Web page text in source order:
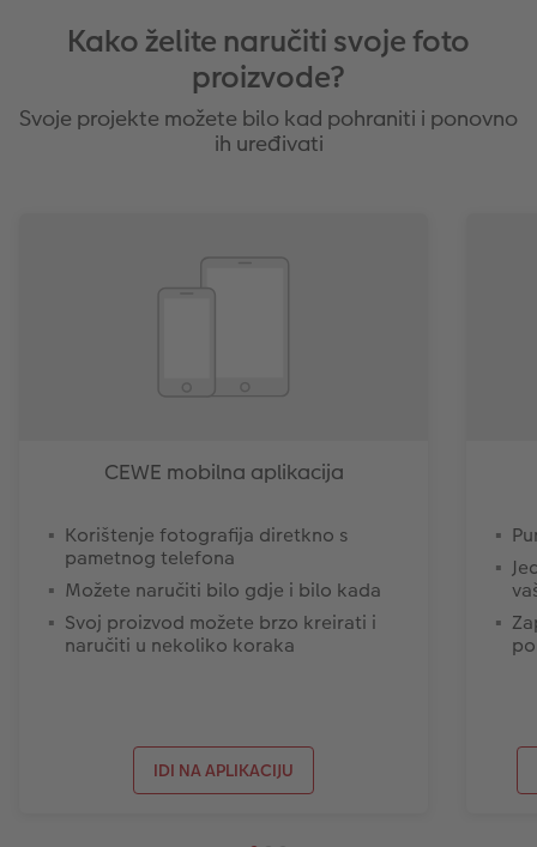
Kako želite naručiti svoje foto
proizvode?
Svoje projekte možete bilo kad pohraniti i ponovno
ih uređivati
CEWE mobilna aplikacija
Korištenje fotografija diretkno s
pametnog telefona
Možete naručiti bilo gdje i bilo kada
Svoj proizvod možete brzo kreirati i
naručiti u nekoliko koraka
IDI NA APLIKACIJU